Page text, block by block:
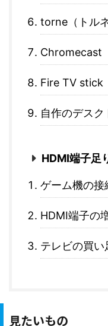
torne（トルネ
Chromecast
Fire TV stick
自作のデス
HDMI端子足
ゲーム機の接
HDMI端子の
テレビの買い
見たいもの